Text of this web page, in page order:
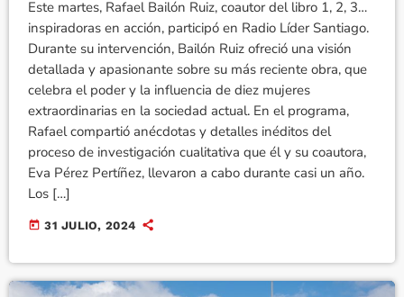
Este martes, Rafael Bailón Ruiz, coautor del libro 1, 2, 3…
inspiradoras en acción, participó en Radio Líder Santiago.
Durante su intervención, Bailón Ruiz ofreció una visión
detallada y apasionante sobre su más reciente obra, que
celebra el poder y la influencia de diez mujeres
extraordinarias en la sociedad actual. En el programa,
Rafael compartió anécdotas y detalles inéditos del
proceso de investigación cualitativa que él y su coautora,
Eva Pérez Pertíñez, llevaron a cabo durante casi un año.
Los […]
today 31 JULIO, 2024